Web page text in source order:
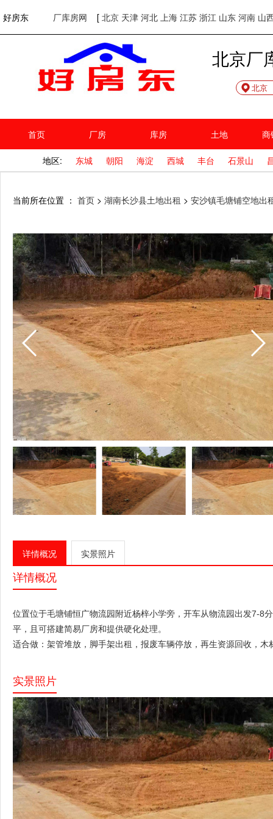
好房东 厂库房网 [ 北京 天津 河北 上海 江苏 浙江 山东 河南 山
欢迎访问好房东！网站首页
北京厂
北京
首页 厂房 库房 土地 商
地区: 东城 朝阳 海淀 西城 丰台 石景山
当前所在位置 ： 首页 > 湖南长沙县土地出租 > 安沙镇毛塘铺空地出
详情概况 实景照片
详情概况
位置位于毛塘铺恒广物流园 附近杨梓小学旁，开车从物流园出发7-8
平，且可搭建简易厂房和提供硬化处理。
适合做：架管堆放，脚手架出租，报废车辆停放，再生资源回收，
实景照片